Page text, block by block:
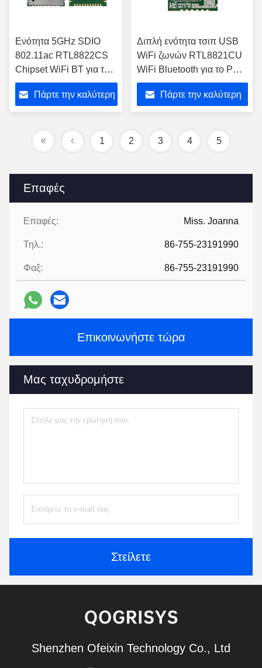
Επαφές
Επαφές: Miss. Joanna
Τηλ.: 86-755-23191990
Φαξ: 86-755-23191990
Επικοινωνήστε τώρα
Μας ταχυδρομήστε
Στείλετε
Ενότητα 5GHz SDIO
802.11ac RTL8822CS
Chipset WiFi BT για τον
προβολέα Pico
Πάρτε την καλύτερη
Διπλή ενότητα τσιπ USB
WiFi ζωνών RTL8821CU
WiFi Bluetooth για το PC
ταμπλετών
Πάρτε την καλύτερη
1 2 3 4 5
Shenzhen Ofeixin Technology Co., Ltd